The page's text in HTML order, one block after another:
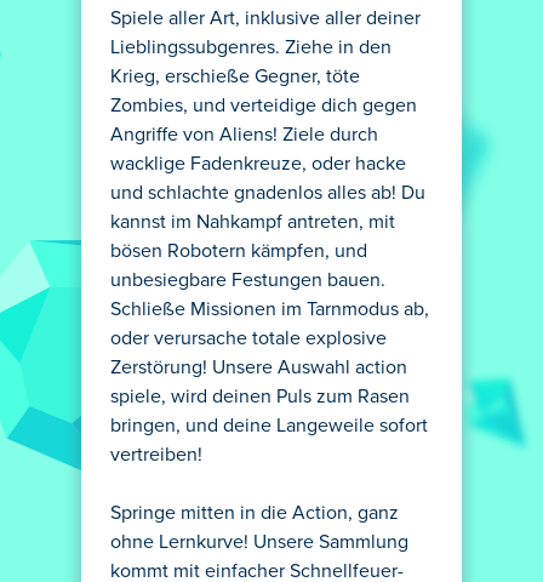
Spiele aller Art, inklusive aller deiner
Lieblingssubgenres. Ziehe in den
Krieg, erschieße Gegner, töte
Zombies, und verteidige dich gegen
Angriffe von Aliens! Ziele durch
wacklige Fadenkreuze, oder hacke
und schlachte gnadenlos alles ab! Du
kannst im Nahkampf antreten, mit
bösen Robotern kämpfen, und
unbesiegbare Festungen bauen.
Schließe Missionen im Tarnmodus ab,
oder verursache totale explosive
Zerstörung! Unsere Auswahl action
spiele, wird deinen Puls zum Rasen
bringen, und deine Langeweile sofort
vertreiben!
Springe mitten in die Action, ganz
ohne Lernkurve! Unsere Sammlung
kommt mit einfacher Schnellfeuer-